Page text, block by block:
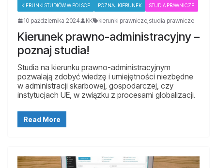
KIERUNKI STUDIÓW W POLSCE POZNAJ KIERUNEK STUDIA PRAWNICZE
10 października 2024 KK kierunki prawnicze,studia prawnicze
Kierunek prawno-administracyjny –
poznaj studia!
Studia na kierunku prawno-administracyjnym
pozwalają zdobyć wiedzę i umiejętności niezbędne
w administracji skarbowej, gospodarczej, czy
instytucjach UE, w związku z procesami globalizacji.
Read More